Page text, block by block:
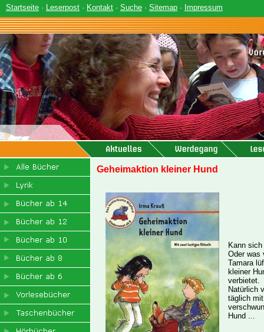
Startseite · Leserpost · Kontakt · Suche · Sitemap · Impressum
Geheimaktion kleiner Hund
Kann
Oder was
Tamara
kleiner
verbietet.
Natürlich
täglich
Hund ...